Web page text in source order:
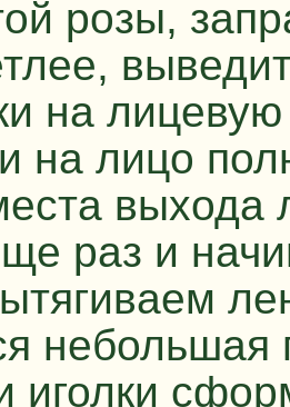
розы,
на лицевую
на лицо
выхода
раз и
небольшая
иголки